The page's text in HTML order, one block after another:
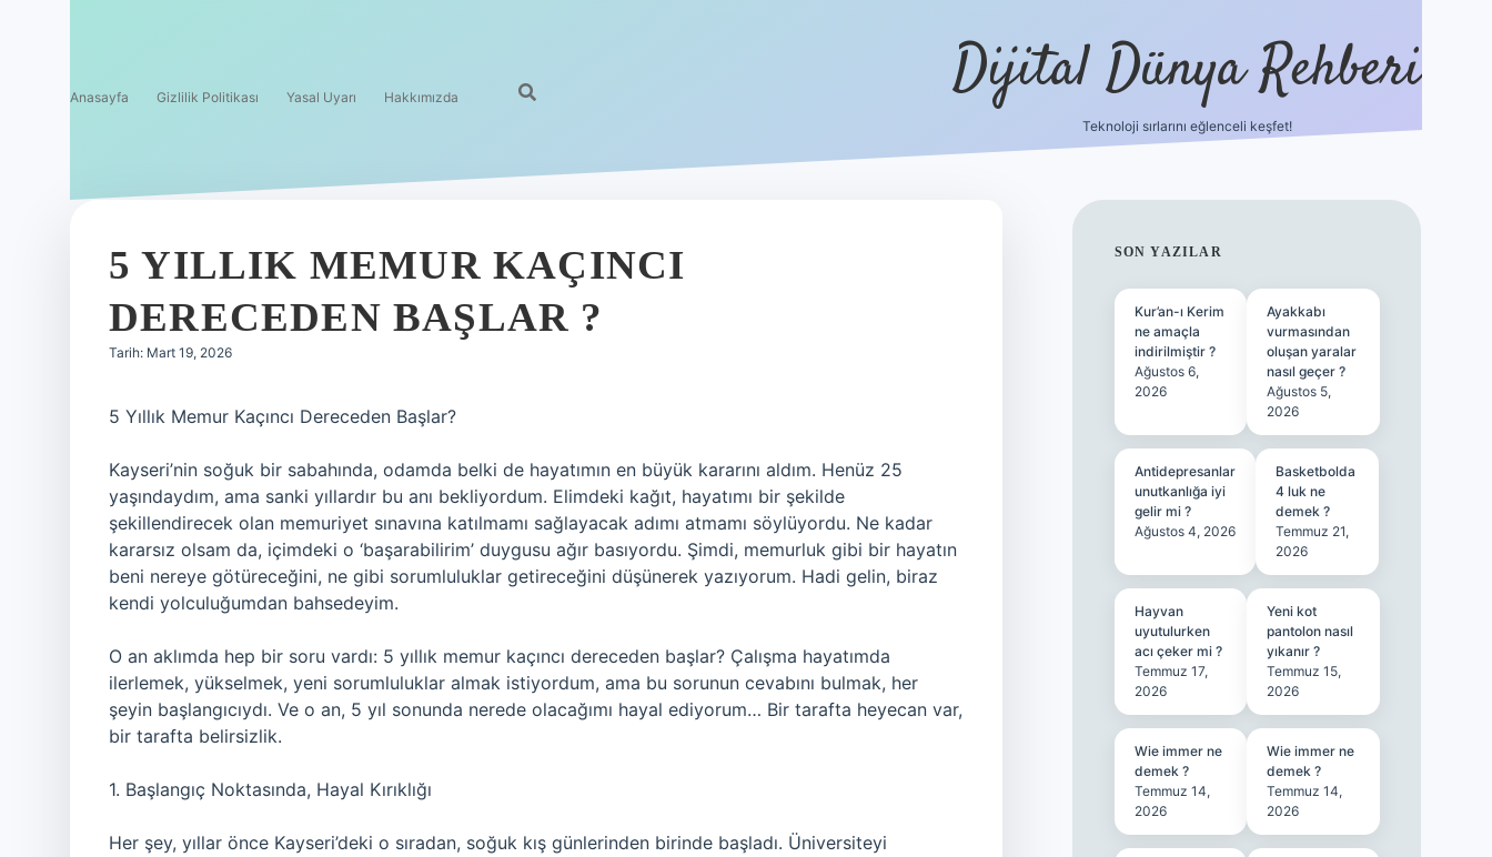
Anasayfa Gizlilik Politikası Yasal Uyarı Hakkımızda Dijital Dünya Rehberi
Teknoloji sırlarını eğlenceli keşfet!
5 YILLIK MEMUR KAÇINCI
DERECEDEN BAŞLAR ?
Tarih: Mart 19, 2026
5 Yıllık Memur Kaçıncı Dereceden Başlar?
Kayseri’nin soğuk bir sabahında, odamda belki de hayatımın en büyük kararını aldım. Henüz 25
yaşındaydım, ama sanki yıllardır bu anı bekliyordum. Elimdeki kağıt, hayatımı bir şekilde
şekillendirecek olan memuriyet sınavına katılmamı sağlayacak adımı atmamı söylüyordu. Ne kadar
kararsız olsam da, içimdeki o ‘başarabilirim’ duygusu ağır basıyordu. Şimdi, memurluk gibi bir hayatın
beni nereye götüreceğini, ne gibi sorumluluklar getireceğini düşünerek yazıyorum. Hadi gelin, biraz
kendi yolculuğumdan bahsedeyim.
O an aklımda hep bir soru vardı: 5 yıllık memur kaçıncı dereceden başlar? Çalışma hayatımda
ilerlemek, yükselmek, yeni sorumluluklar almak istiyordum, ama bu sorunun cevabını bulmak, her
şeyin başlangıcıydı. Ve o an, 5 yıl sonunda nerede olacağımı hayal ediyorum… Bir tarafta heyecan var,
bir tarafta belirsizlik.
1. Başlangıç Noktasında, Hayal Kırıklığı
Her şey, yıllar önce Kayseri’deki o sıradan, soğuk kış günlerinden birinde başladı. Üniversiteyi
SIDEBAR
SON YAZILAR
Kur’an-ı Kerim
ne amaçla
indirilmiştir ?
Ağustos 6,
2026
Ayakkabı
vurmasından
oluşan yaralar
nasıl geçer ?
Ağustos 5,
2026
Antidepresanlar
unutkanlığa iyi
gelir mi ?
Ağustos 4, 2026
Basketbolda
4 luk ne
demek ?
Temmuz 21,
2026
Hayvan
uyutulurken
acı çeker mi ?
Temmuz 17,
2026
Yeni kot
pantolon nasıl
yıkanır ?
Temmuz 15,
2026
Wie immer ne
demek ?
Temmuz 14,
2026
Wie immer ne
demek ?
Temmuz 14,
2026
tulipbet güncel